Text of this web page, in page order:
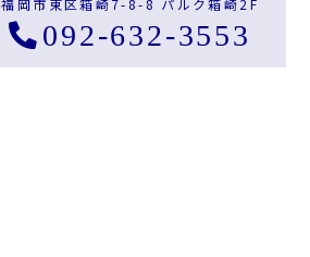
福岡市東区箱崎7-8-8 パルク箱崎2F
092-632-3553